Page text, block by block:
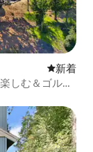
新しい宿
新着
しむ＆ゴル